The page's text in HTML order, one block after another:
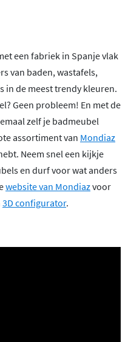
een fabriek in Spanje vlak
van baden, wastafels,
in de meest trendy kleuren.
Geen probleem! En met de
zelf je badmeubel
assortiment van Mondiaz
Neem snel een kijkje
en durf voor wat anders
website van Mondiazvoor
3D configurator.